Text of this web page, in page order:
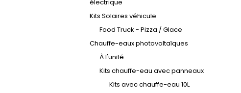
électrique
Kits Solaires véhicule
Food Truck - Pizza / Glace
Chauffe-eaux photovoltaïques
À l'unité
Kits chauffe-eau avec panneaux
Kits avec chauffe-eau 10L